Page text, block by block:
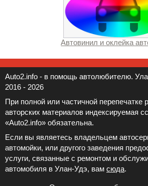
Автовинил и оклейка
Auto2.info - в помощь автолюбителю.
2016 - 2026
При полной или частичной перепечатке
авторских материалов индексируемая
«Auto2.info» обязательна.
Если вы являетесь владельцем
автомойки, или другого заведения
услуги, связанные с ремонтом и
автомобиля в Улан-Удэ, вам сюда.